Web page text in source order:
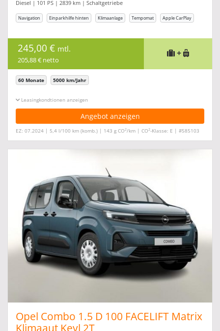
Diesel | 101 PS | 2839 km | Schaltgetriebe
Navigation Einparkhilfe hinten Klimaanlage Tempomat Apple CarPlay
245,00 € mtl.
205,88 € netto
+
60 Monate 5000 km/Jahr
Leasingkonditionen ein-/ausblenden
Angebot anzeigen
EZ: 07.2024 | 5,4 l/100 km (komb.) | 143 g CO2/km | CO2-Klasse: E | #585103
Opel Combo 1.5 D 100 FACELIFT Matrix
Klimaaut Keyl 2T